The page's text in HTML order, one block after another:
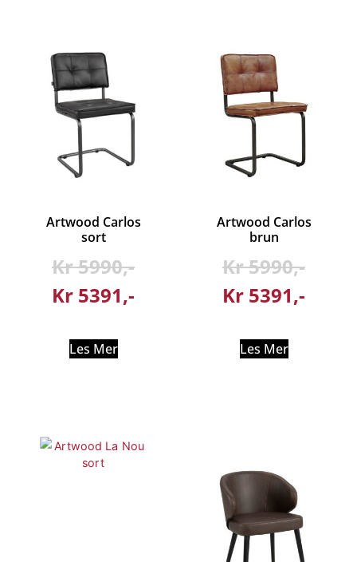
Artwood Carlos
sort
Kr5990
Kr 5391
Les Mer
Artwood Carlos
brun
Kr5990
Kr 5391
Les Mer